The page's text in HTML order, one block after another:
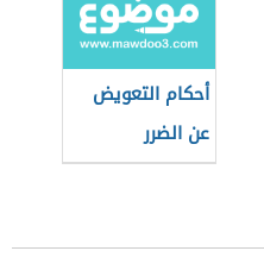
أحكام التعويض
عن الضرر